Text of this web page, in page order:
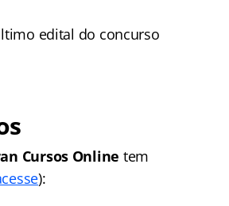
edital do concurso
Cursos Online tem
):